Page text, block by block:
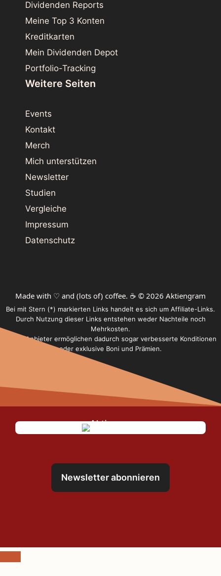
Dividenden Reports
Meine Top 3 Konten
Kreditkarten
Mein Dividenden Depot
Portfolio-Tracking
Weitere Seiten
Events
Kontakt
Merch
Mich unterstützen
Newsletter
Studien
Vergleiche
Impressum
Datenschutz
Made with ♡ and (lots of) coffee. ☕️ © 2026 Aktiengram
Bei mit Stern (*) markierten Links handelt es sich um Affiliate-Links.
Durch Nutzung dieser Links entstehen weder Nachteile noch
Mehrkosten.
Einige Anbieter ermöglichen dadurch sogar verbesserte Konditionen
oder exklusive Boni und Prämien.
Newsletter abonnieren
Schließen